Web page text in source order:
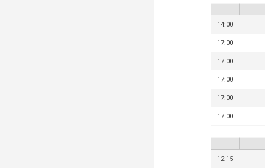
14:00
17:00
17:00
17:00
17:00
17:00
12:15